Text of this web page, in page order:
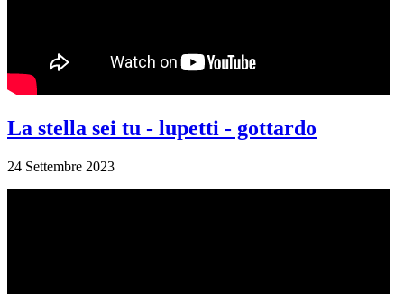
La stella sei tu - lupetti - gottardo
24 Settembre 2023